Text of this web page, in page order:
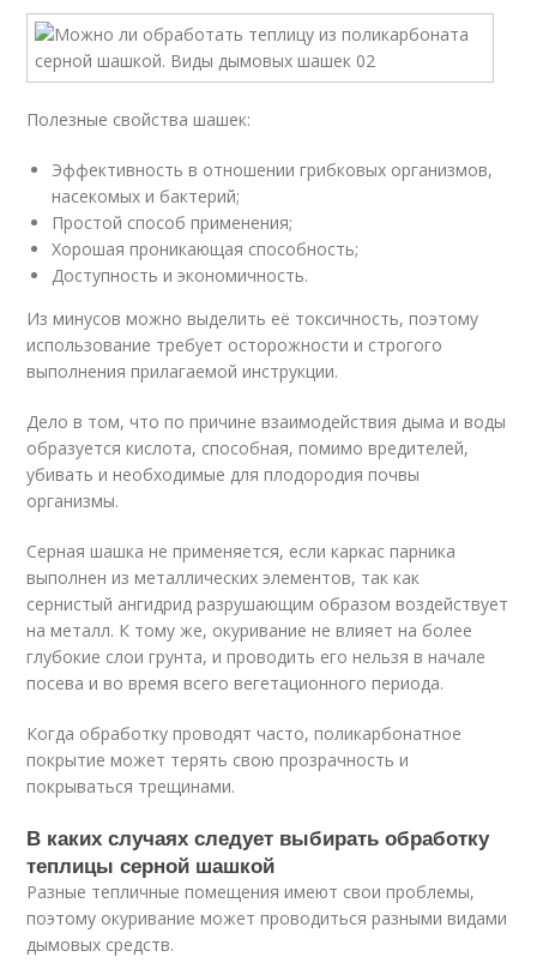
Полезные свойства шашек:
Эффективность в отношении грибковых организмов,
насекомых и бактерий;
Простой способ применения;
Хорошая проникающая способность;
Доступность и экономичность.
Из минусов можно выделить её токсичность, поэтому
использование требует осторожности и строгого
выполнения прилагаемой инструкции.
Дело в том, что по причине взаимодействия дыма и воды
образуется кислота, способная, помимо вредителей,
убивать и необходимые для плодородия почвы
организмы.
Серная шашка не применяется, если каркас парника
выполнен из металлических элементов, так как
сернистый ангидрид разрушающим образом воздействует
на металл. К тому же, окуривание не влияет на более
глубокие слои грунта, и проводить его нельзя в начале
посева и во время всего вегетационного периода.
Когда обработку проводят часто, поликарбонатное
покрытие может терять свою прозрачность и
покрываться трещинами.
В каких случаях следует выбирать обработку
теплицы серной шашкой
Разные тепличные помещения имеют свои проблемы,
поэтому окуривание может проводиться разными видами
дымовых средств.